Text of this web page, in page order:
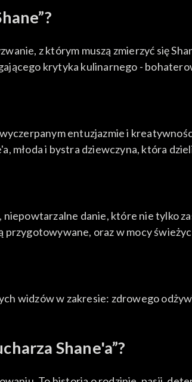
z którym muszą zmierzyć się
krytyka kulinarnego -
entuzjazmie i
młoda i bystra dziewczyna, która
danie, które nie tylko
przygotowywane, oraz w mocy
widzów w zakresie: zdrowego
Shane'a”?